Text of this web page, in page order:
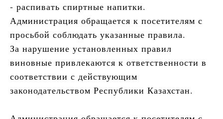
- распивать спиртные напитки.
Администрация обращается к посетителям с
просьбой соблюдать указанные правила.
За нарушение установленных правил
виновные привлекаются к ответственности в
соответствии с действующим
законодательством Республики Казахстан.